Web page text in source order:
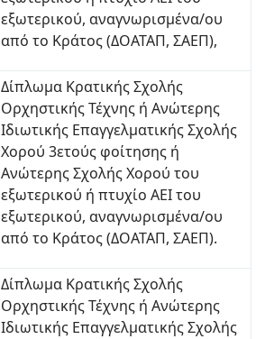
εξωτερικού, αναγνωρισμένα/ου
από το Κράτος (ΔΟΑΤΑΠ, ΣΑΕΠ),
Δίπλωμα Κρατικής Σχολής
Ορχηστικής Τέχνης ή Ανώτερης
Ιδιωτικής Επαγγελματικής Σχολής
Χορού 3ετούς φοίτησης ή
Ανώτερης Σχολής Χορού του
εξωτερικού ή πτυχίο ΑΕΙ του
εξωτερικού, αναγνωρισμένα/ου
από το Κράτος (ΔΟΑΤΑΠ, ΣΑΕΠ).
Δίπλωμα Κρατικής Σχολής
Ορχηστικής Τέχνης ή Ανώτερης
Ιδιωτικής Επαγγελματικής Σχολής